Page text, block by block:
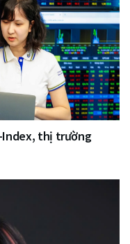
Index, thị trường